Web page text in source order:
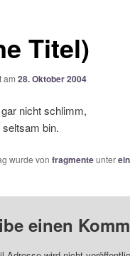
Titel)
am 28. Oktober 2004
gar nicht schlimm,
bin.
wurde von fragmenteunter
einen